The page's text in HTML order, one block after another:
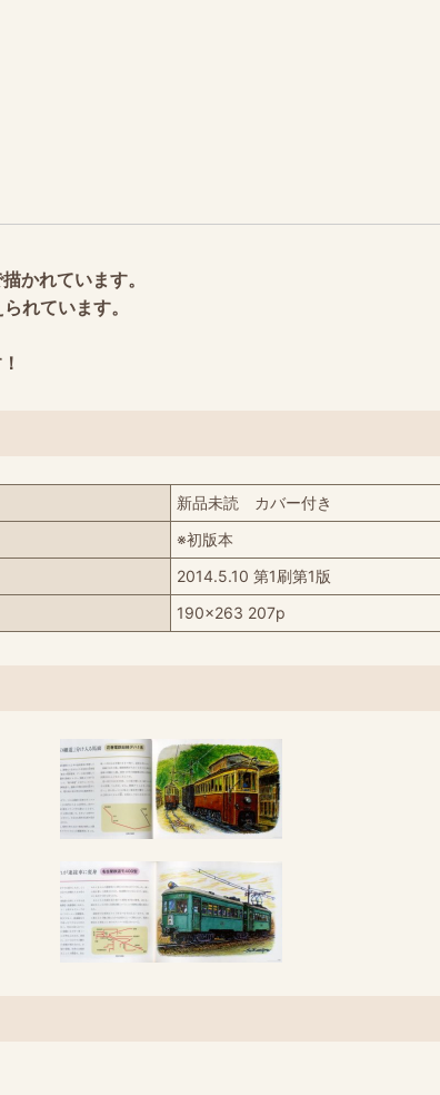
かれています。
れています。
新品未読 カバー付き
※初版本
2014.5.10 第1刷第1版
190x263 207p